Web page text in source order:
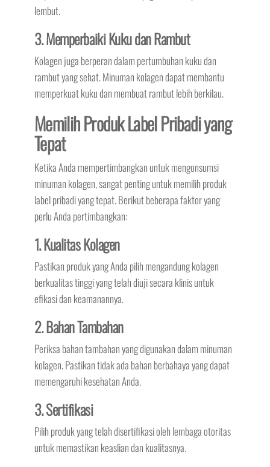
lembut.
3. Memperbaiki Kuku dan Rambut
Kolagen juga berperan dalam pertumbuhan kuku dan
rambut yang sehat. Minuman kolagen dapat membantu
memperkuat kuku dan membuat rambut lebih berkilau.
Memilih Produk Label Pribadi yang
Tepat
Ketika Anda mempertimbangkan untuk mengonsumsi
minuman kolagen, sangat penting untuk memilih produk
label pribadi yang tepat. Berikut beberapa faktor yang
perlu Anda pertimbangkan:
1. Kualitas Kolagen
Pastikan produk yang Anda pilih mengandung kolagen
berkualitas tinggi yang telah diuji secara klinis untuk
efikasi dan keamanannya.
2. Bahan Tambahan
Periksa bahan tambahan yang digunakan dalam minuman
kolagen. Pastikan tidak ada bahan berbahaya yang dapat
memengaruhi kesehatan Anda.
3. Sertifikasi
Pilih produk yang telah disertifikasi oleh lembaga otoritas
untuk memastikan keaslian dan kualitasnya.